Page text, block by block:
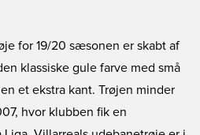
for 19/20 sæsonen er skabt af
klassiske gule farve med små
et ekstra kant. Trøjen minder
hvor klubben fik en